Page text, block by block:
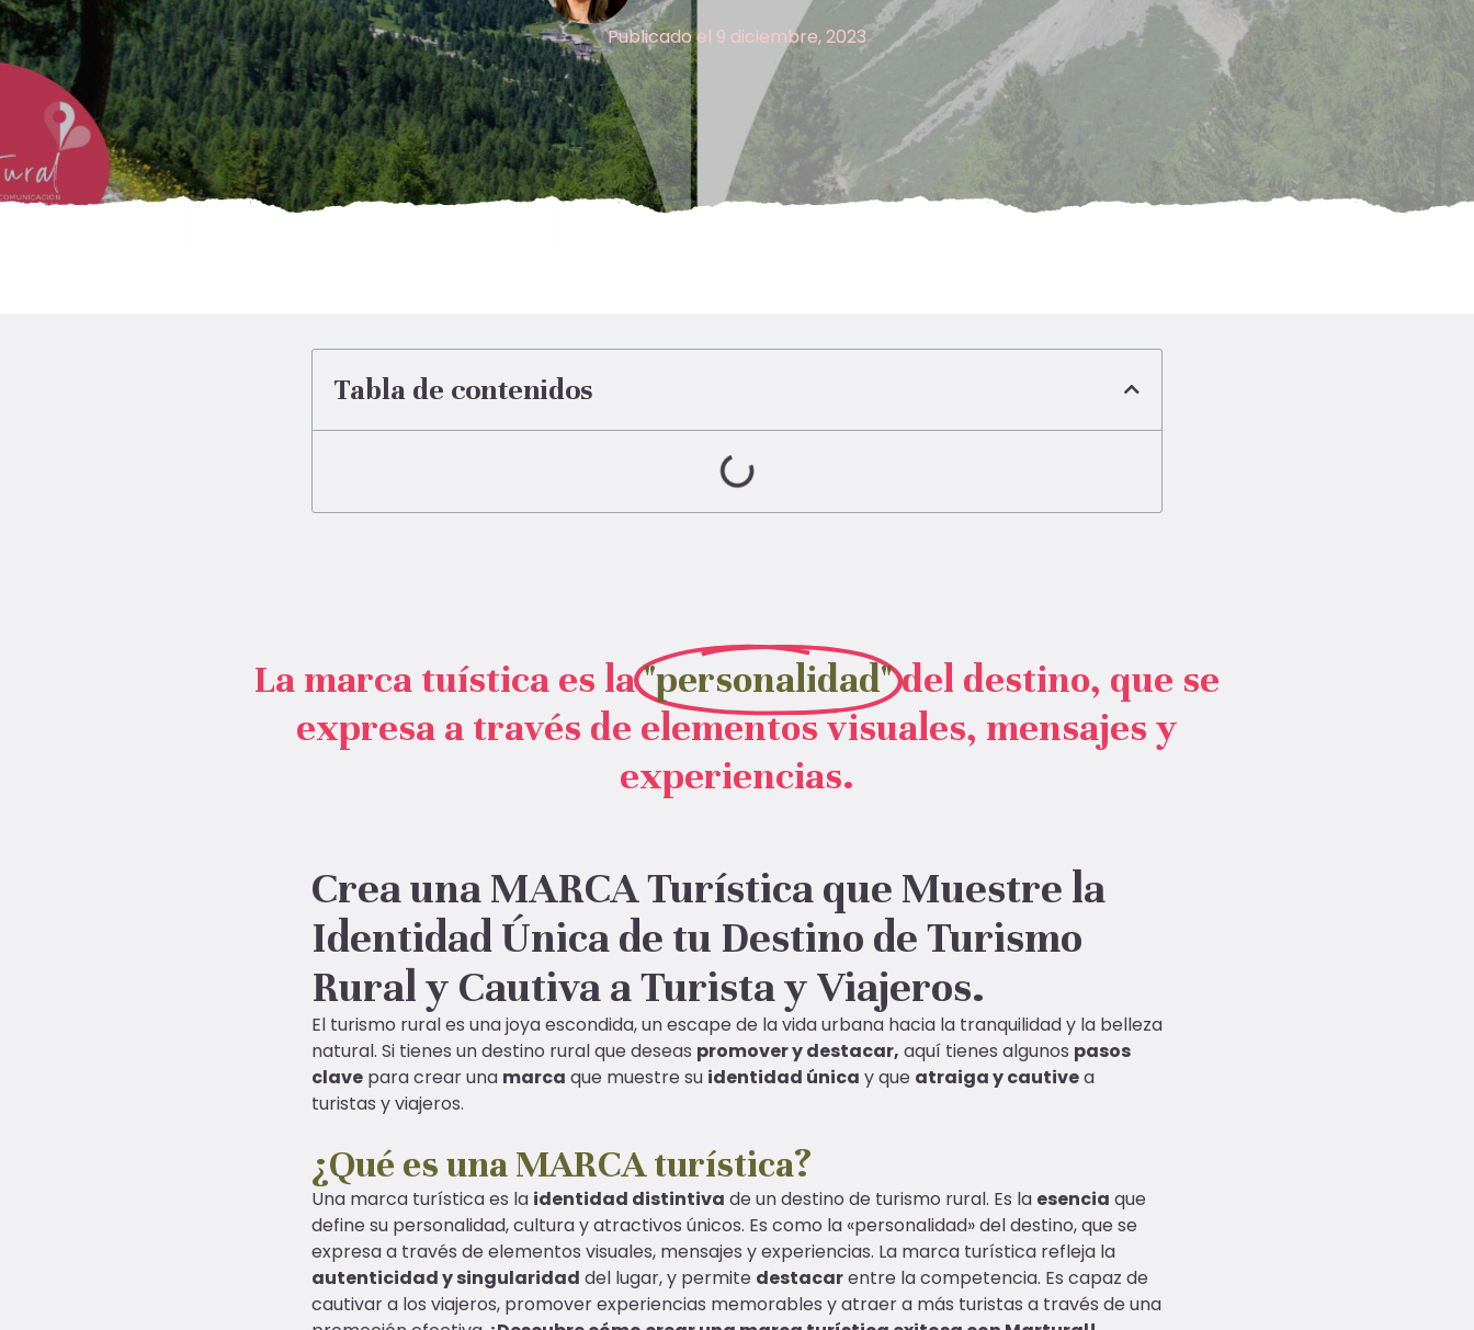
Publicado el 9 diciembre, 2023
Tabla de contenidos
La marca tuística es la"personalidad"del destino, que se
expresa a través de elementos visuales, mensajes y
experiencias.
Crea una MARCA Turística que Muestre la
Identidad Única de tu Destino de Turismo
Rural y Cautiva a Turista y Viajeros.
El turismo rural es una joya escondida, un escape de la vida urbana hacia la tranquilidad y la belleza
natural. Si tienes un destino rural que deseas promover y destacar, aquí tienes algunos pasos
clave para crear una marca que muestre su identidad única y que atraiga y cautivea
turistas y viajeros.
¿Qué es una MARCA turística?
Una marca turística es la identidad distintiva de un destino de turismo rural. Es la esencia que
define su personalidad, cultura y atractivos únicos. Es como la «personalidad» del destino, que se
expresa a través de elementos visuales, mensajes y experiencias. La marca turística refleja la
autenticidad y singularidad del lugar, y permite destacarentre la competencia. Es capaz de
cautivar a los viajeros, promover experiencias memorables y atraer a más turistas a través de una